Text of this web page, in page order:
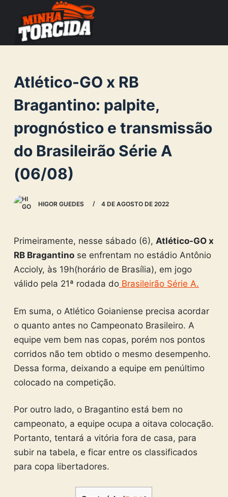
o
c
o
n
e
Atlético-GO x RB
Bragantino: palpite,
prognóstico e transmissão
do Brasileirão Série A
(06/08)
HIGOR GUEDES 4 DE AGOSTO DE 2022
Primeiramente, nesse sábado (6), Atlético-GO x
RB Bragantinose enfrentam no estádio Antônio
Accioly, às 19h(horário de Brasília), em jogo
válido pela 21ª rodada doBrasileirão Série A.
Em suma, o Atlético Goianiense precisa acordar
o quanto antes no Campeonato Brasileiro. A
equipe vem bem nas copas, porém nos pontos
corridos não tem obtido o mesmo desempenho.
Dessa forma, deixando a equipe em penúltimo
colocado na competição.
Por outro lado, o Bragantino está bem no
campeonato, a equipe ocupa a oitava colocação.
Portanto, tentará a vitória fora de casa, para
subir na tabela, e ficar entre os classificados
para copa libertadores.